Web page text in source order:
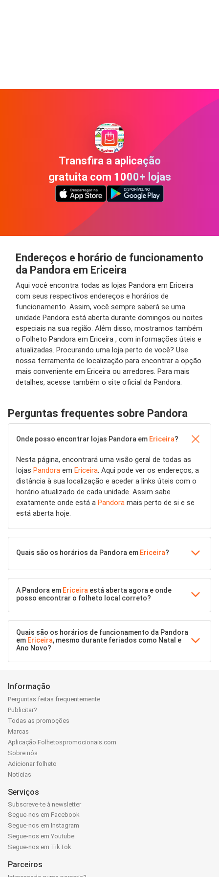
Transfira a aplicação
gratuita com 1000+ lojas
Endereços e horário de funcionamento
da Pandora em Ericeira
Aqui você encontra todas as lojas Pandora em Ericeira
com seus respectivos endereços e horários de
funcionamento. Assim, você sempre saberá se uma
unidade Pandora está aberta durante domingos ou noites
especiais na sua região. Além disso, mostramos também
o Folheto Pandora em Ericeira , com informações úteis e
atualizadas. Procurando uma loja perto de você? Use
nossa ferramenta de localização para encontrar a opção
mais conveniente em Ericeira ou arredores. Para mais
detalhes, acesse também o site oficial da Pandora.
Perguntas frequentes sobre Pandora
Onde posso encontrar lojas Pandora em Ericeira?
Nesta página, encontrará uma visão geral de todas as
lojas Pandora em Ericeira. Aqui pode ver os endereços, a
distância à sua localização e aceder a links úteis com o
horário atualizado de cada unidade. Assim sabe
exatamente onde está a Pandora mais perto de si e se
está aberta hoje.
Quais são os horários da Pandora em Ericeira?
A Pandora em Ericeira está aberta agora e onde
posso encontrar o folheto local correto?
Quais são os horários de funcionamento da Pandora
em Ericeira, mesmo durante feriados como Natal e
Ano Novo?
Informação
Perguntas feitas frequentemente
Publicitar?
Todas as promoções
Marcas
Aplicação Folhetospromocionais.com
Sobre nós
Adicionar folheto
Notícias
Serviços
Subscreve-te à newsletter
Segue-nos em Facebook
Segue-nos em Instagram
Segue-nos em Youtube
Segue-nos em TikTok
Parceiros